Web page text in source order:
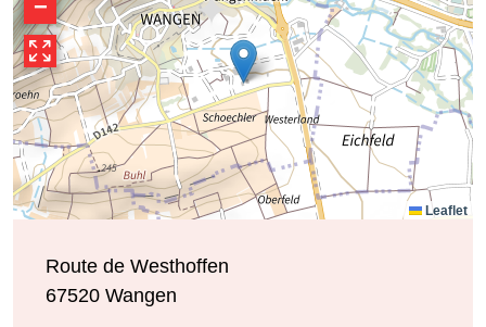
−
Leaflet
Route de Westhoffen
67520 Wangen